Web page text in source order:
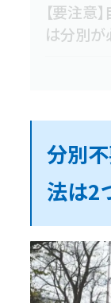
【要注意
は分別が
不用品
不用品回
分別
回収
大量
分別
法は2